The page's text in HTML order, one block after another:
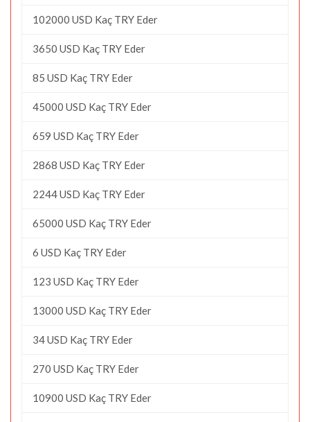
102000 USD Kaç TRY Eder
3650 USD Kaç TRY Eder
85 USD Kaç TRY Eder
45000 USD Kaç TRY Eder
659 USD Kaç TRY Eder
2868 USD Kaç TRY Eder
2244 USD Kaç TRY Eder
65000 USD Kaç TRY Eder
6 USD Kaç TRY Eder
123 USD Kaç TRY Eder
13000 USD Kaç TRY Eder
34 USD Kaç TRY Eder
270 USD Kaç TRY Eder
10900 USD Kaç TRY Eder